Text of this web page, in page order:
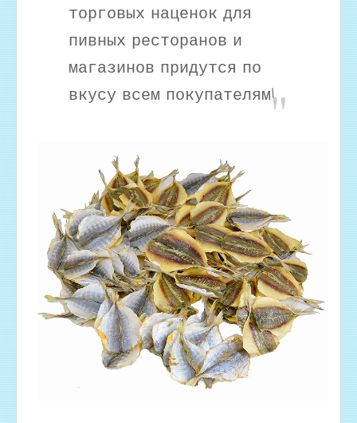
торговых наценок для
пивных ресторанов и
магазинов придутся по
вкусу всем покупателям!